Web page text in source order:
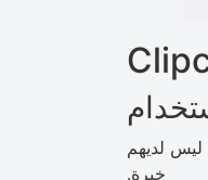
ليس لديهم
خبرة.